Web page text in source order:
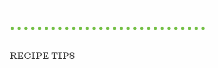
RECIPE TIPS